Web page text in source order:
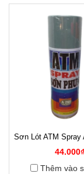
Sơn Lót ATM Spray
44.000₫
Thêm vào